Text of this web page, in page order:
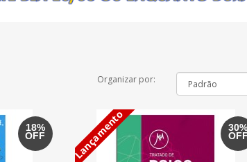
Organizar por:
18%
OFF
30%
OFF
Lançamento